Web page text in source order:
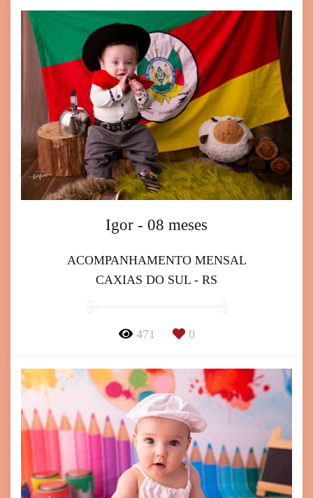
Igor - 08 meses
ACOMPANHAMENTO MENSAL
CAXIAS DO SUL - RS
471 0